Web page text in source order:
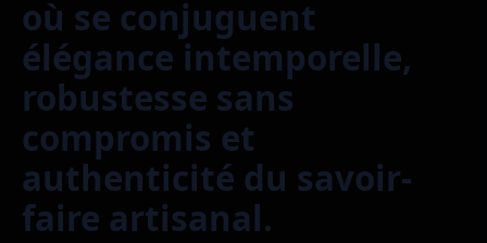
où se conjuguent
élégance intemporelle,
robustesse sans
compromis et
authenticité du savoir-
faire artisanal.